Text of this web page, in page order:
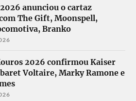
anunciou o cartaz
The Gift, Moonspell,
Branko
2026 confirmou Kaiser
Voltaire, Marky Ramone e